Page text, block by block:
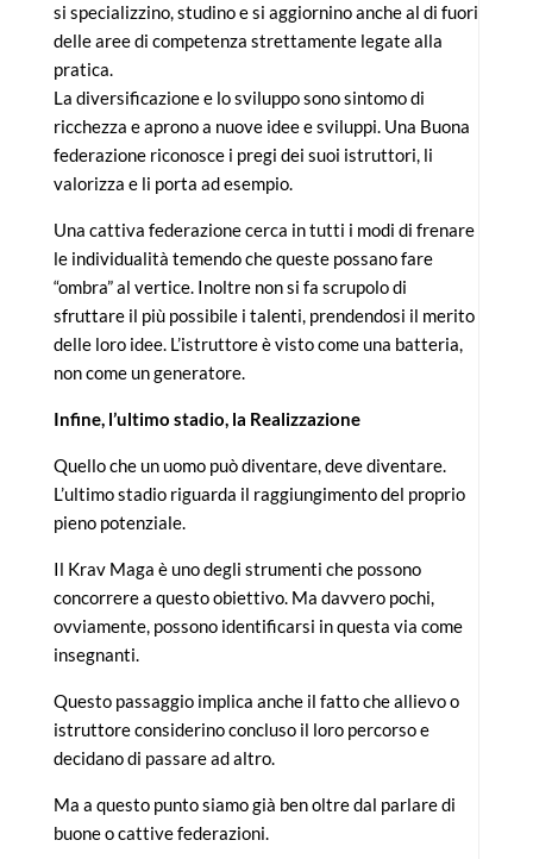
si specializzino, studino e si aggiornino anche al di fuori
delle aree di competenza strettamente legate alla
pratica.
La diversificazione e lo sviluppo sono sintomo di
ricchezza e aprono a nuove idee e sviluppi. Una Buona
federazione riconosce i pregi dei suoi istruttori, li
valorizza e li porta ad esempio.
Una cattiva federazione cerca in tutti i modi di frenare
le individualità temendo che queste possano fare
“ombra” al vertice. Inoltre non si fa scrupolo di
sfruttare il più possibile i talenti, prendendosi il merito
delle loro idee. L’istruttore è visto come una batteria,
non come un generatore.
Infine, l’ultimo stadio, la Realizzazione
Quello che un uomo può diventare, deve diventare.
L’ultimo stadio riguarda il raggiungimento del proprio
pieno potenziale.
Il Krav Maga è uno degli strumenti che possono
concorrere a questo obiettivo. Ma davvero pochi,
ovviamente, possono identificarsi in questa via come
insegnanti.
Questo passaggio implica anche il fatto che allievo o
istruttore considerino concluso il loro percorso e
decidano di passare ad altro.
Ma a questo punto siamo già ben oltre dal parlare di
buone o cattive federazioni.